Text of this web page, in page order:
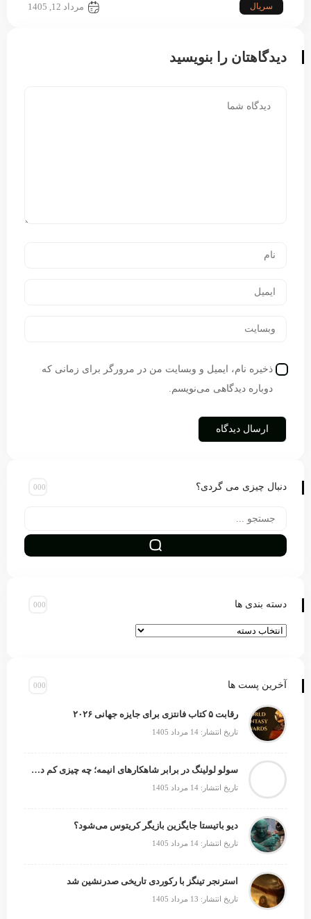
سریال مرداد 12, 1405
دیدگاهتان را بنویسید
ذخیره نام، ایمیل و وبسایت من در مرورگر برای زمانی که
دوباره دیدگاهی می‌نویسم.
دنبال چیزی می گردی؟
دسته بندی ها
آخرین پست ها
رقابت ۵ کتاب فانتزی برای جایزه جهانی ۲۰۲۶
تاریخ انتشار: 14 مرداد 1405
سولو لولینگ در برابر شاهکارهای انیمه؛ چه چیزی کم دارد؟
تاریخ انتشار: 14 مرداد 1405
دیو باتیستا جایگزین بازیگر کریتوس می‌شود؟
تاریخ انتشار: 14 مرداد 1405
استرنجر تینگز با رکوردی تاریخی صدرنشین شد
تاریخ انتشار: 13 مرداد 1405